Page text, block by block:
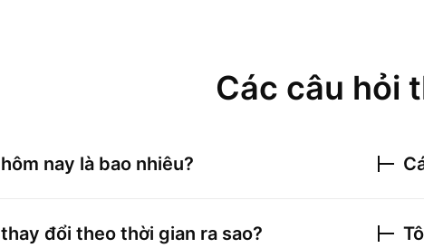
Các câu hỏi
hôm nay là bao nhiêu?
thay đổi theo thời gian ra sao?